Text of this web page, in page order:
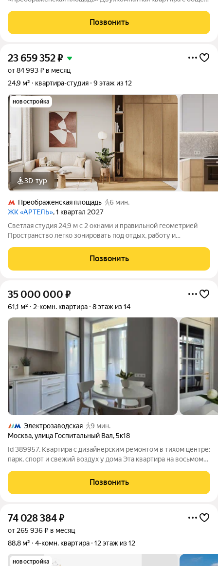
площадь 29 кв.м, кухня 7,8 кв.м. В квартире выполнен
дизайнерский ремонт с использованием
Позвонить
23 659 352₽
от 84 993 ₽ в месяц
24,9 м²
квартира-студия 9 этаж из 12
новостройка
3D-тур
Преображенская площадь
6 мин.
ЖК «АРТЕЛЬ», 1 квартал 2027
Светлая студия 24,9 м с 2 окнами и правильной геометрией
Пространство легко зонировать под отдых, работу и
сохранить жилую зону свободной 2 окна, одно из которых
увеличенное, добавляют больше
Позвонить
35 000 000 ₽
61,1 м² 2-комн. квартира 8 этаж из 14
Электрозаводская
9 мин.
Москва,улица Госпитальный Вал,5к18
Id 389957. Квартира с дизайнерским ремонтом в тихом центре:
парк, спорт и свежий воздух у дома Эта квартира на восьмом
предложение для тех, кто ищет готовое жилье с безупречным
вкусом и без
Позвонить
74 028 384₽
от 265 936 ₽ в месяц
88,8 м²
4-комн. квартира 12 этаж из 12
новостройка